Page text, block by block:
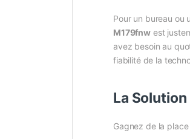
Pour un bureau ou
M179fnw est
avez besoin au
fiabilité de la
La
Gagnez de la